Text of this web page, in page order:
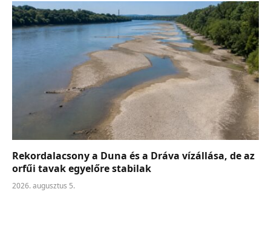
Rekordalacsony a Duna és a Dráva vízállása, de az
orfűi tavak egyelőre stabilak
2026. augusztus 5.